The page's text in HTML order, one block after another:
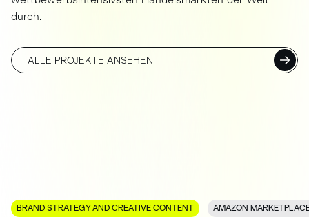
durch.
ALLE PROJEKTE ANSEHEN
BRAND STRATEGY AND CREATIVE CONTENT AMAZON